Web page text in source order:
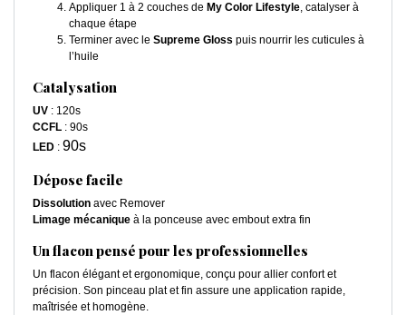
Appliquer 1 à 2 couches de My Color Lifestyle, catalyser à
chaque étape
Terminer avec le Supreme Gloss puis nourrir les cuticules à
l’huile
Catalysation
UV : 120s
CCFL : 90s
LED : 90s
Dépose facile
Dissolution avec Remover
Limage mécanique à la ponceuse avec embout extra fin
Un flacon pensé pour les professionnelles
Un flacon élégant et ergonomique, conçu pour allier confort et
précision. Son pinceau plat et fin assure une application rapide,
maîtrisée et homogène.